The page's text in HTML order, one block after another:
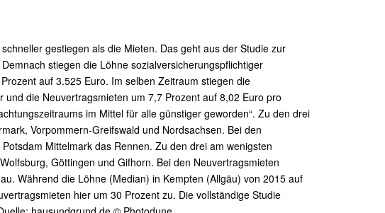
gestiegen als die Mieten. Das geht aus der Studie zur
stiegen die Löhne sozialversicherungspflichtiger
auf 3.525 Euro. Im selben Zeitraum stiegen die
die Neuvertragsmieten um 7,7 Prozent auf 8,02 Euro pro
im Mittel für alle günstiger geworden“. Zu den drei
Vorpommern-Greifswald und Nordsachsen. Bei den
Mittelmark das Rennen. Zu den drei am wenigsten
Göttingen und Gifhorn. Bei den Neuvertragsmieten
Während die Löhne (Median) in Kempten (Allgäu) von 2015 auf
hier um 30 Prozent zu. Die vollständige Studie